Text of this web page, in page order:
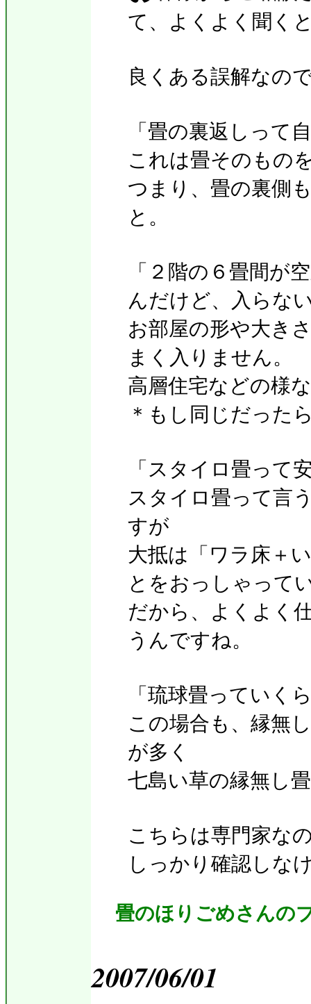
て、よくよく聞く
良くある誤解なの
「畳の裏返しって
これは畳そのもの
つまり、畳の裏側
と。
「２階の６畳間が
んだけど、入らな
お部屋の形や大き
まく入りません。
高層住宅などの様
＊もし同じだった
「スタイロ畳って
スタイロ畳って言
すが
大抵は「ワラ床＋
とをおっしゃって
だから、よくよく
うんですね。
「琉球畳っていく
この場合も、縁無
が多く
七島い草の縁無し
こちらは専門家な
しっかり確認しな
畳のほりごめさんの
2007/06/01